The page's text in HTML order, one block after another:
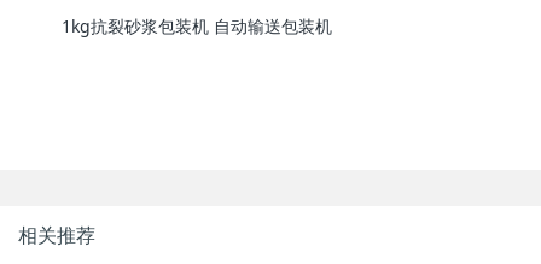
1kg抗裂砂浆包装机 自动输送包装机
相关推荐